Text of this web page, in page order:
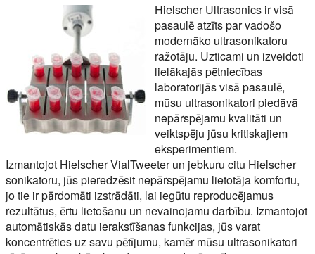
Hielscher Ultrasonics ir visā
pasaulē atzīts par vadošo
modernāko ultrasonikatoru
ražotāju. Uzticami un izveidoti
lielākajās pētniecības
laboratorijās visā pasaulē,
mūsu ultrasonikatori piedāvā
nepārspējamu kvalitāti un
veiktspēju jūsu kritiskajiem
eksperimentiem.
Izmantojot Hielscher VialTweeter un jebkuru citu Hielscher
sonikatoru, jūs pieredzēsit nepārspējamu lietotāja komfortu,
jo tie ir pārdomāti izstrādāti, lai iegūtu reproducējamus
rezultātus, ērtu lietošanu un nevainojamu darbību. Izmantojot
automātiskās datu ierakstīšanas funkcijas, jūs varat
koncentrēties uz savu pētījumu, kamēr mūsu ultrasonikatori